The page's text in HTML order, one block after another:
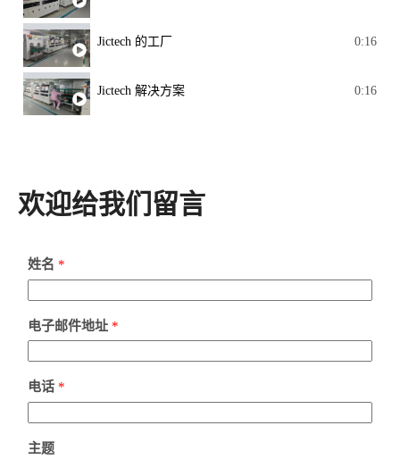
Jictech 的工厂 0:16
Jictech 解决方案 0:16
欢迎给我们留言
姓名 *
电子邮件地址 *
电话 *
主题